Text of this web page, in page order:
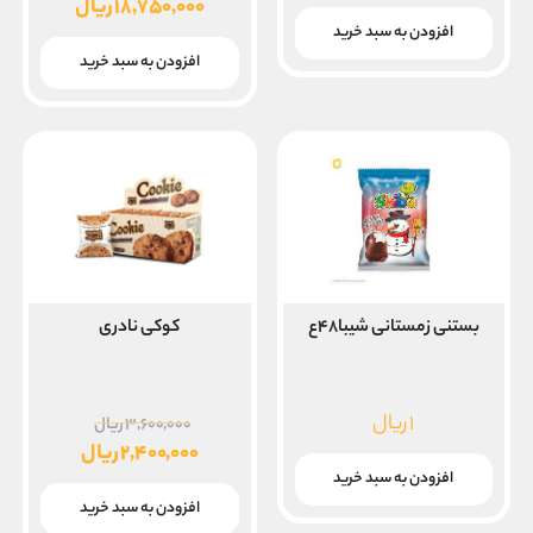
افزودن به سبد خرید
بود.
۱۸,۷۵۰,۰۰۰ریال
فعلی
افزودن به سبد خرید
بستنی زمستانی شیبا۴۸ع
۱ریال
افزودن به سبد خرید
کوکی نادری
۳,۶۰۰,۰۰۰ریال
اصلی
بود.
۲,۴۰۰,۰۰۰ریال
فعلی
افزودن به سبد خرید